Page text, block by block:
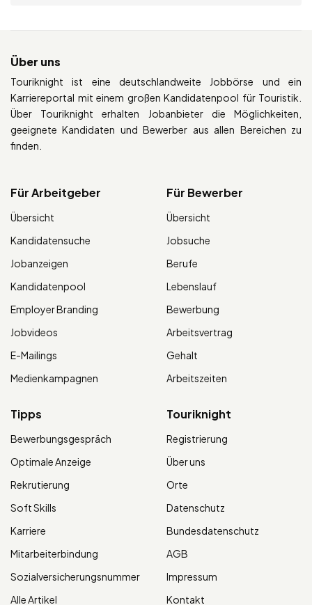
Über uns
Touriknight ist eine deutschlandweite Jobbörse und ein
Karriereportal mit einem großen Kandidatenpool für Touristik.
Über Touriknight erhalten Jobanbieter die Möglichkeiten,
geeignete Kandidaten und Bewerber aus allen Bereichen zu
finden.
Für Arbeitgeber
Übersicht
Kandidatensuche
Jobanzeigen
Kandidatenpool
Employer Branding
Jobvideos
E-Mailings
Medienkampagnen
Für Bewerber
Übersicht
Jobsuche
Berufe
Lebenslauf
Bewerbung
Arbeitsvertrag
Gehalt
Arbeitszeiten
Tipps
Bewerbungsgespräch
Optimale Anzeige
Rekrutierung
Soft Skills
Karriere
Mitarbeiterbindung
Sozialversicherungsnummer
Alle Artikel
Touriknight
Registrierung
Über uns
Orte
Datenschutz
Bundesdatenschutz
AGB
Impressum
Kontakt